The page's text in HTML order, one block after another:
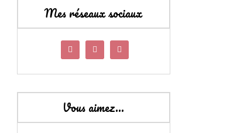
Mes réseaux sociaux
Vous aimez…